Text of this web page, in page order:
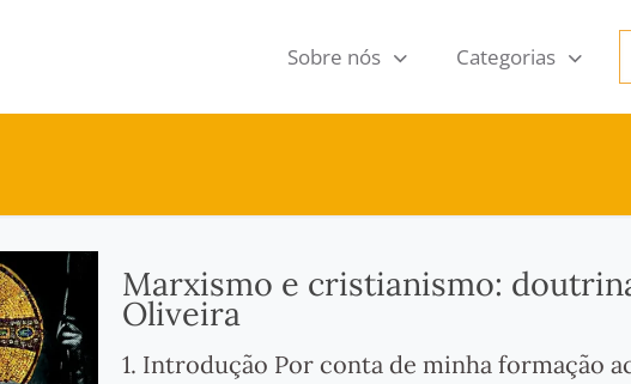
Sobre nós Categorias
Marxismo e cristianismo:
Oliveira
1. Introdução Por conta de minha formação